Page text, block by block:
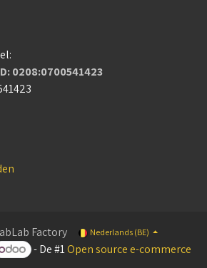
0208:0700541423
Factory Nederlands (BE)
- De #1Open source e-commerce